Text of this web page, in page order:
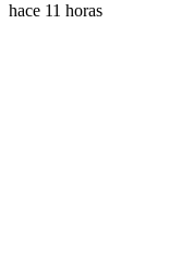
hace 11 horas